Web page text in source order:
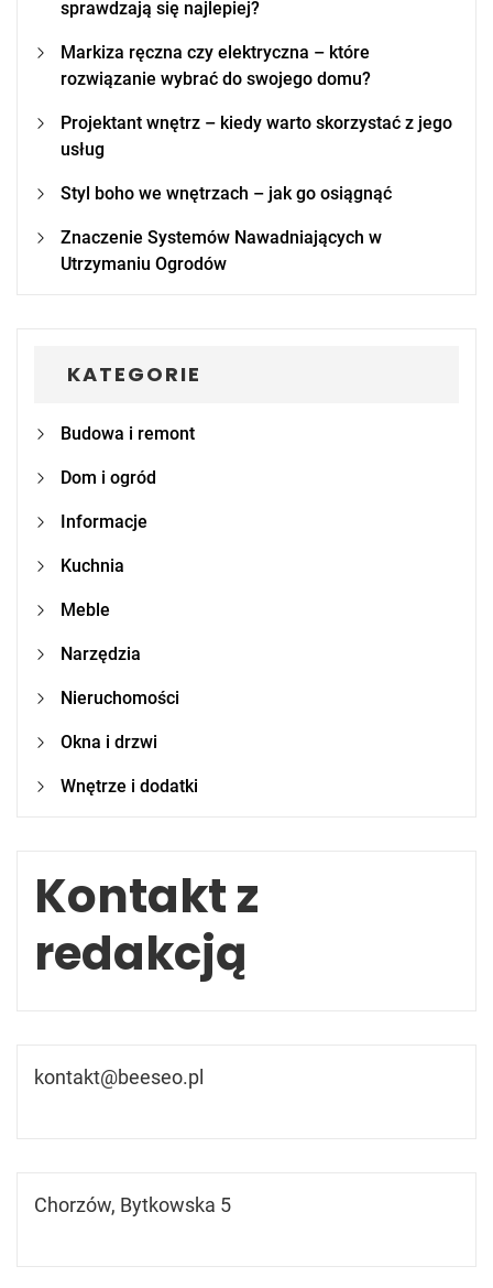
sprawdzają się najlepiej?
Markiza ręczna czy elektryczna – które
rozwiązanie wybrać do swojego domu?
Projektant wnętrz – kiedy warto skorzystać z jego
usług
Styl boho we wnętrzach – jak go osiągnąć
Znaczenie Systemów Nawadniających w
Utrzymaniu Ogrodów
KATEGORIE
Budowa i remont
Dom i ogród
Informacje
Kuchnia
Meble
Narzędzia
Nieruchomości
Okna i drzwi
Wnętrze i dodatki
Kontakt z
redakcją
kontakt@beeseo.pl
Chorzów, Bytkowska 5